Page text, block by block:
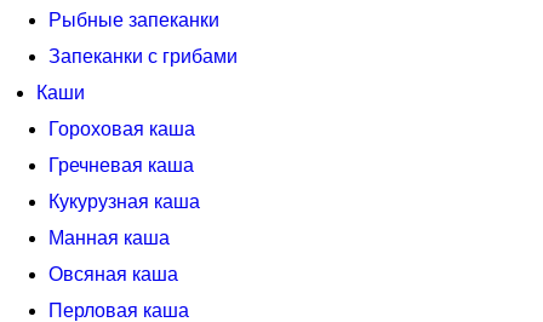
Рыбные запеканки
Запеканки с грибами
Каши
Гороховая каша
Гречневая каша
Кукурузная каша
Манная каша
Овсяная каша
Перловая каша